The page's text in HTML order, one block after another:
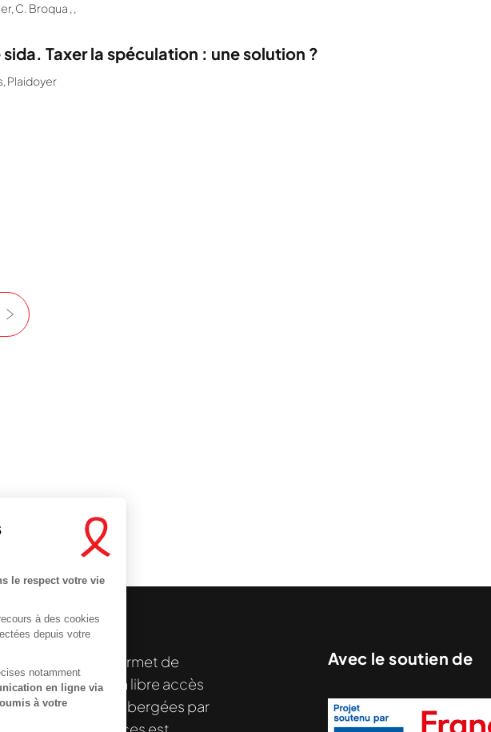
le respect votre vie
à des cookies
depuis votre
notamment
en ligne via
à votre
C. Broqua , ,
Taxer la spéculation : une solution ?
, Plaidoyer
permet de
francophones en libre accès
sida. À l’origine, hébergées par
Avec le soutien de